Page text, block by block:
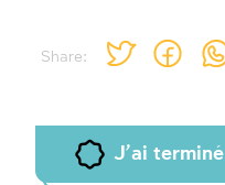
Share:
J'ai terminé